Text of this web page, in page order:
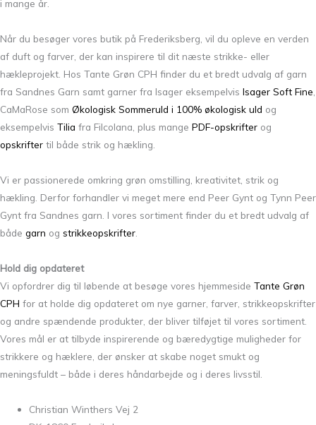
i mange år.
Når du besøger vores butik på Frederiksberg, vil du opleve en verden
af duft og farver, der kan inspirere til dit næste strikke- eller
hækleprojekt. Hos Tante Grøn CPH finder du et bredt udvalg af garn
fra Sandnes Garn samt garner fra Isager eksempelvis Isager Soft Fine,
CaMaRose som Økologisk Sommeruld i 100% økologisk uld og
eksempelvis Tilia fra Filcolana, plus mange PDF-opskrifter og
opskrifter til både strik og hækling.
Vi er passionerede omkring grøn omstilling, kreativitet, strik og
hækling. Derfor forhandler vi meget mere end Peer Gynt og Tynn Peer
Gynt fra Sandnes garn. I vores sortiment finder du et bredt udvalg af
både garn og strikkeopskrifter.
Hold dig opdateret
Vi opfordrer dig til løbende at besøge vores hjemmeside Tante Grøn
CPH for at holde dig opdateret om nye garner, farver, strikkeopskrifter
og andre spændende produkter, der bliver tilføjet til vores sortiment.
Vores mål er at tilbyde inspirerende og bæredygtige muligheder for
strikkere og hæklere, der ønsker at skabe noget smukt og
meningsfuldt – både i deres håndarbejde og i deres livsstil.
Christian Winthers Vej 2